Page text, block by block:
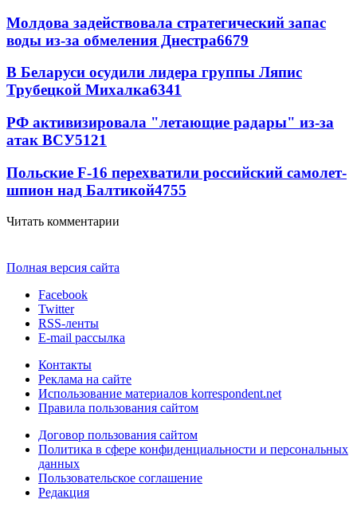
Молдова задействовала стратегический запас
воды из-за обмеления Днестра6679
В Беларуси осудили лидера группы Ляпис
Трубецкой Михалка6341
РФ активизировала "летающие радары" из-за
атак ВСУ5121
Польские F-16 перехватили российский самолет-
шпион над Балтикой4755
Читать комментарии
Полная версия сайта
Facebook
Twitter
RSS-ленты
E-mail рассылка
Контакты
Реклама на сайте
Использование материалов korrespondent.net
Правила пользования сайтом
Договор пользования сайтом
Политика в сфере конфиденциальности и персональных
данных
Пользовательское соглашение
Редакция